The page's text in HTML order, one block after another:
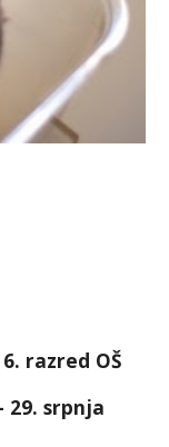
razred OŠ
29. srpnja